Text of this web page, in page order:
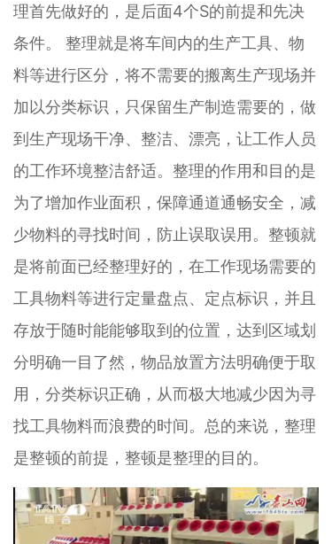
理首先做好的，是后面4个S的前提和先决
条件。 整理就是将车间内的生产工具、物
料等进行区分，将不需要的搬离生产现场并
加以分类标识，只保留生产制造需要的，做
到生产现场干净、整洁、漂亮，让工作人员
的工作环境整洁舒适。整理的作用和目的是
为了增加作业面积，保障通道通畅安全，减
少物料的寻找时间，防止误取误用。整顿就
是将前面已经整理好的，在工作现场需要的
工具物料等进行定量盘点、定点标识，并且
存放于随时能能够取到的位置，达到区域划
分明确一目了然，物品放置方法明确便于取
用，分类标识正确，从而极大地减少因为寻
找工具物料而浪费的时间。总的来说，整理
是整顿的前提，整顿是整理的目的。